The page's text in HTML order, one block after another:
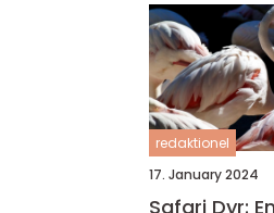
redaktionel
17. January 2024
Safari Dyr: En